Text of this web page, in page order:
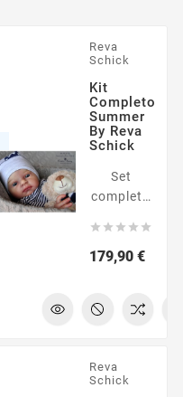
Reva
Schick
Kit
Completo
Summer
By Reva
Schick
Set
completo
bambola
+
realizzare
bambola
    
179,90 €
Reva
Schick